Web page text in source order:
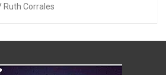
Ruth Corrales